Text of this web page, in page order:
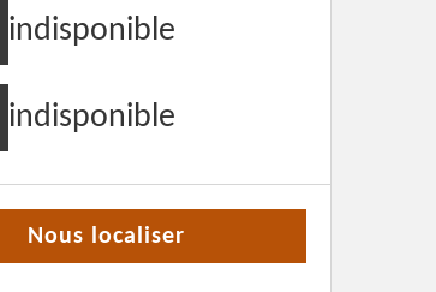
indisponible
indisponible
Nous localiser